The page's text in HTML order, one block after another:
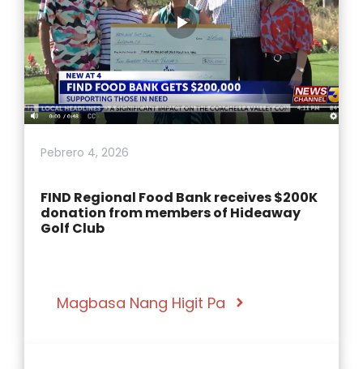
Pebrero 4, 2026
FIND Regional Food Bank receives $200K
donation from members of Hideaway
Golf Club
Magbasa Nang Higit Pa